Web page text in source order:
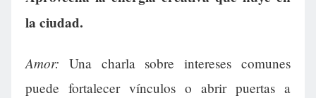
la ciudad.
Amor: Una charla sobre intereses comunes
puede fortalecer vínculos o abrir puertas a